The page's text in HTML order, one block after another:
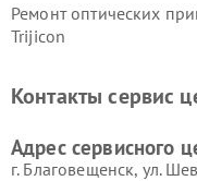
Ремонт оптических
Trijicon
Контакты сервис
Адрес сервисного
г. Благовещенск, ул.